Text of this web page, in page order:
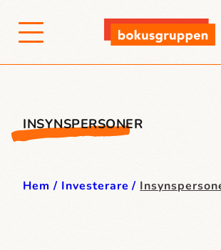
INSYNSPERSONER
Hem Investerare